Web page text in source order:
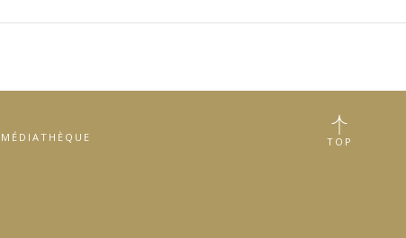
MÉDIATHÈQUE TOP